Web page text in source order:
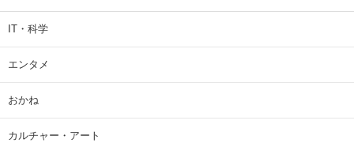
IT・科学
エンタメ
おかね
カルチャー・アート